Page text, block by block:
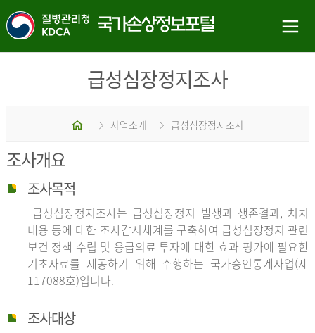
급성심장정지조사
홈 사업소개 급성심장정지조사
조사개요
조사목적
급성심장정지조사는 급성심장정지 발생과 생존결과, 처치
내용 등에 대한 조사감시체계를 구축하여 급성심장정지 관련
보건 정책 수립 및 응급의료 투자에 대한 효과 평가에 필요한
기초자료를 제공하기 위해 수행하는 국가승인통계사업(제
117088호)입니다.
조사대상